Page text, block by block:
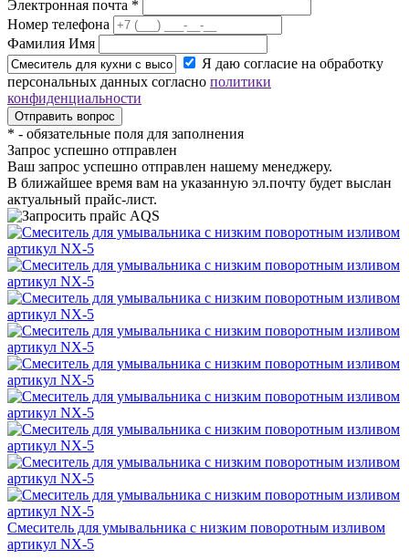
Электронная почта *
Номер телефона
Фамилия Имя
Я даю согласие на обработку
персональных данных согласно политики
конфиденциальности
* - обязательные поля для заполнения
Запрос успешно отправлен
Ваш запрос успешно отправлен нашему менеджеру.
В ближайшее время вам на указанную эл.почту будет выслан
актуальный прайс-лист.
Смеситель для умывальника с низким поворотным изливом
артикул NX-5